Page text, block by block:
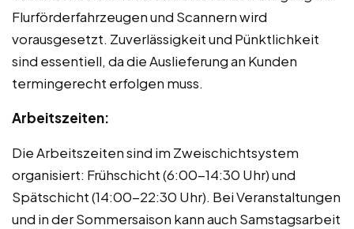
Flurförderfahrzeugen und Scannern wird
vorausgesetzt. Zuverlässigkeit und Pünktlichkeit
sind essentiell, da die Auslieferung an Kunden
termingerecht erfolgen muss.
Arbeitszeiten:
Die Arbeitszeiten sind im Zweischichtsystem
organisiert: Frühschicht (6:00-14:30 Uhr) und
Spätschicht (14:00-22:30 Uhr). Bei Veranstaltungen
und in der Sommersaison kann auch Samstagsarbeit